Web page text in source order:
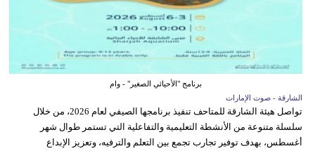
برنامج "الأحيائي الصغير" - وام
الشارقة - صوت الإمارات
تواصل هيئة الشارقة للمتاحف تنفيذ برنامجها الصيفي لعام 2026، من خلال
سلسلة متنوعة من الأنشطة التعليمية والتفاعلية التي تستمر طوال شهر
أغسطس، بهدف توفير تجارب تجمع بين التعلم والترفيه، وتعزيز الإبداع